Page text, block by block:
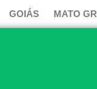
GOIÁS MATO